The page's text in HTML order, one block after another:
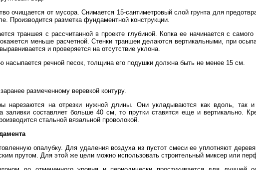
очищается от мусора. Снимается 15-сантиметровый слой грунта для
Производится разметка фундаментной конструкции.
траншея с рассчитанной в проекте глубиной. Копка ее начинается с
окажется меньше расчетной. Стенки траншеи делаются вертикальными, при
и проверяется на отсутствие уклона.
насыпается речной песок, толщина его подушки должна быть не менее 15 см.
размеченному веревкой контуру.
нарезаются на отрезки нужной длины. Они укладываются как вдоль, так
заливки составляет больше 40 см, то прутки ставятся еще и вертикально.
стальной вязальной проволокой.
опалубку. Для удаления воздуха из пустот смеси ее уплотняют
прутом. Для этой же цели можно использовать строительный миксер или